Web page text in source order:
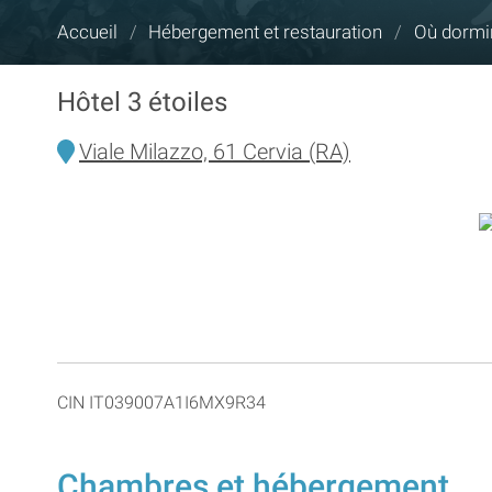
Vous
Accueil / Hébergement et restauration / Où
Hôtel 3 étoiles
Viale Milazzo, 61 Cervia (RA)
CIN IT039007A1I6MX9R34